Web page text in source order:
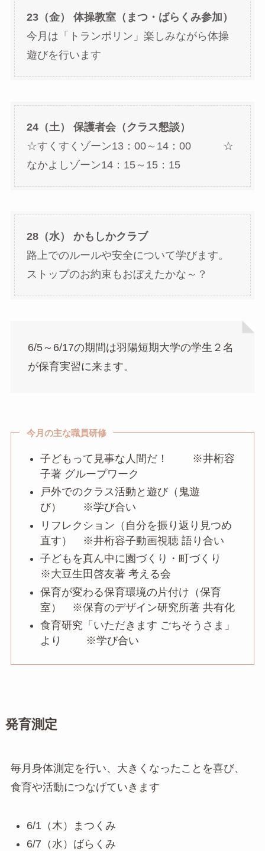
23（金） 体操教室（まつ・ばらくみ参加）
今月は「トランポリン」楽しみながら体操
遊びを行います
24（土） 保護者会（クラス懇談）
☆すくすくゾーン13：00～14：00 ☆
なかよしゾーン14：15～15：15
28（水） かもしかクラブ
路上でのルールや安全について学びます。
ストップのお約束もおぼえたかな～？
6/5～6/17の期間は羽陽短期大学の学生２名
が保育実習に来ます。
今月の主な職員研修
子どもって見事な人間だ！ ※井桁容
子著 グループワーク
戸外でのクラス活動と遊び（鬼遊
び） ※学び合い
リフレクション（自分を振り返り見つめ
直す） ※井桁容子動画視聴 語り合い
子どもを真ん中に園づくり・町づくり
※大豆生田啓友著 考える会
保育が変わる保育環境の片付け（保育
室） ※保育のデザイン研究所著 共有化
食育研究「いただきます ごちそうさま」
より ※学び合い
発育測定
毎月身体測定を行い、大きくなったことを喜び、
食育や活動につなげていきます
6/1（木）まつくみ
6/7（水）ばらくみ